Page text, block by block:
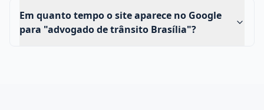
Em quanto tempo o site aparece no Google
para "advogado de trânsito Brasília"?